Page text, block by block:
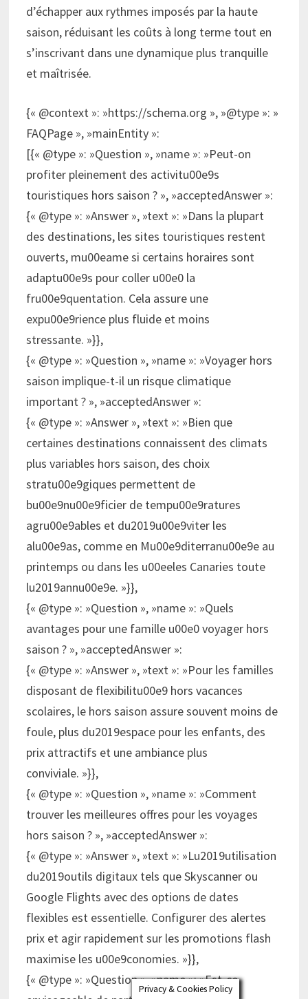
d’échapper aux rythmes imposés par la haute
saison, réduisant les coûts à long terme tout en
s’inscrivant dans une dynamique plus tranquille
et maîtrisée.
{« @context »: »https://schema.org », »@type »: »
FAQPage », »mainEntity »:
[{« @type »: »Question », »name »: »Peut-on
profiter pleinement des activitu00e9s
touristiques hors saison ? », »acceptedAnswer »:
{« @type »: »Answer », »text »: »Dans la plupart
des destinations, les sites touristiques restent
ouverts, mu00eame si certains horaires sont
adaptu00e9s pour coller u00e0 la
fru00e9quentation. Cela assure une
expu00e9rience plus fluide et moins
stressante. »}},
{« @type »: »Question », »name »: »Voyager hors
saison implique-t-il un risque climatique
important ? », »acceptedAnswer »:
{« @type »: »Answer », »text »: »Bien que
certaines destinations connaissent des climats
plus variables hors saison, des choix
stratu00e9giques permettent de
bu00e9nu00e9ficier de tempu00e9ratures
agru00e9ables et du2019u00e9viter les
alu00e9as, comme en Mu00e9diterranu00e9e au
printemps ou dans les u00eeles Canaries toute
lu2019annu00e9e. »}},
{« @type »: »Question », »name »: »Quels
avantages pour une famille u00e0 voyager hors
saison ? », »acceptedAnswer »:
{« @type »: »Answer », »text »: »Pour les familles
disposant de flexibilitu00e9 hors vacances
scolaires, le hors saison assure souvent moins de
foule, plus du2019espace pour les enfants, des
prix attractifs et une ambiance plus
conviviale. »}},
{« @type »: »Question », »name »: »Comment
trouver les meilleures offres pour les voyages
hors saison ? », »acceptedAnswer »:
{« @type »: »Answer », »text »: »Lu2019utilisation
du2019outils digitaux tels que Skyscanner ou
Google Flights avec des options de dates
flexibles est essentielle. Configurer des alertes
prix et agir rapidement sur les promotions flash
maximise les u00e9conomies. »}},
{« @type »: »Question », »name »: »Est-ce
Privacy & Cookies Policy